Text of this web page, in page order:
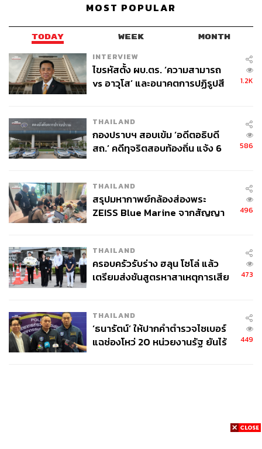
MOST POPULAR
TODAY WEEK MONTH
INTERVIEW
ไขรหัสตั้ง ผบ.ตร. ‘ความสามารถ
vs อาวุโส’ และอนาคตการปฏิรูปสี
1.2K
THAILAND
กองปราบฯ สอบเข้ม ‘อดีตอธิบดี
สถ.’ คดีทุจริตสอบท้องถิ่น แจ้ง 6
586
THAILAND
สรุปมหากาพย์กล้องส่องพระ
ZEISS Blue Marine จากสัญญา
จ่ายหนี้-แอบระบุแบรนด์
496
THAILAND
ครอบครัวรับร่าง ฮลุน โซโล่ แล้ว
เตรียมส่งชันสูตรหาสาเหตุการเสีย
473
THAILAND
‘ธนารัตน์’ ให้ปากคำตำรวจไซเบอร์
แฉช่องโหว่ 20 หน่วยงานรัฐ ยันไร้
449